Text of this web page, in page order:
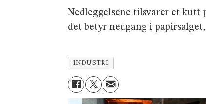
Nedleggelsene tilsvarer et kutt
det betyr nedgang i
INDUSTRI